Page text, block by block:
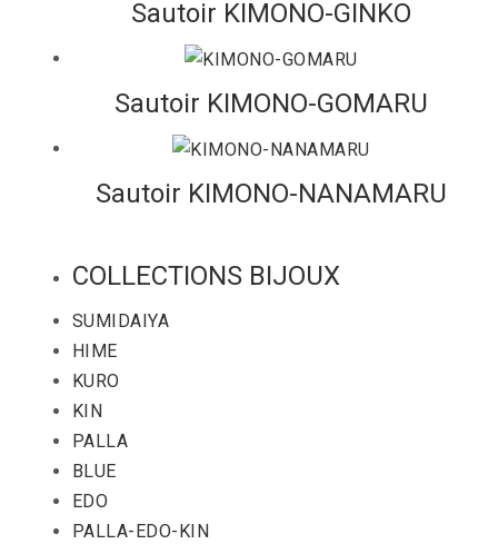
Sautoir KIMONO-GINKO
Sautoir KIMONO-GOMARU
Sautoir KIMONO-NANAMARU
COLLECTIONS BIJOUX
SUMIDAIYA
HIME
KURO
KIN
PALLA
BLUE
EDO
PALLA-EDO-KIN